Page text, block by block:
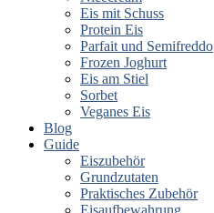
Eis mit Schuss
Protein Eis
Parfait und Semifreddo
Frozen Joghurt
Eis am Stiel
Sorbet
Veganes Eis
Blog
Guide
Eiszubehör
Grundzutaten
Praktisches Zubehör
Eisaufbewahrung